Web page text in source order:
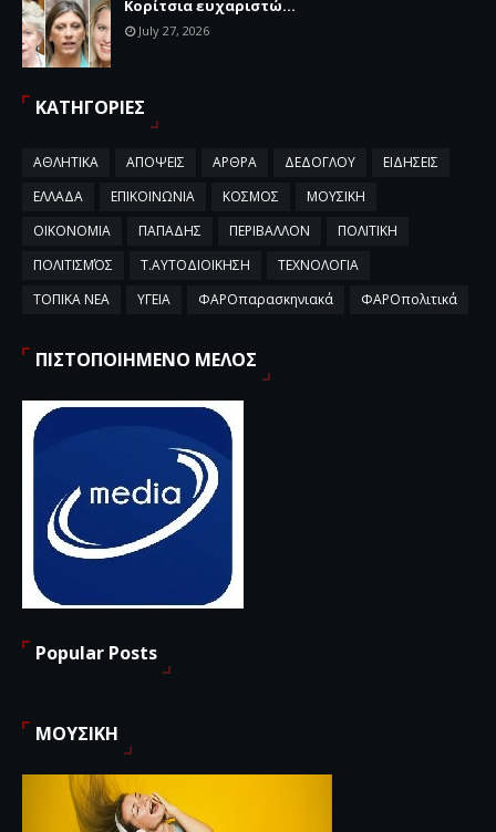
Κορίτσια ευχαριστώ...
July 27, 2026
ΚΑΤΗΓΟΡΙΕΣ
ΑΘΛΗΤΙΚΑ ΑΠΟΨΕΙΣ ΑΡΘΡΑ ΔΕΔΟΓΛΟΥ
ΕΙΔΗΣΕΙΣ
ΕΛΛΑΔΑ
ΕΠΙΚΟΙΝΩΝΙΑ ΚΟΣΜΟΣ
ΜΟΥΣΙΚΗ
ΟΙΚΟΝΟΜΙΑ
ΠΑΠΑΔΗΣ ΠΕΡΙΒΑΛΛΟΝ
ΠΟΛΙΤΙΚΗ
ΠΟΛΙΤΙΣΜΌΣ
Τ.ΑΥΤΟΔΙΟΙΚΗΣΗ
ΤΕΧΝΟΛΟΓΙΑ
ΤΟΠΙΚΑ ΝΕΑ
ΥΓΕΙΑ ΦΑΡΟπαρασκηνιακά ΦΑΡΟπολιτικά
ΠΙΣΤΟΠΟΙΗΜΕΝΟ ΜΕΛΟΣ
Popular Posts
ΜΟΥΣΙΚΗ